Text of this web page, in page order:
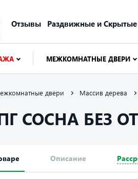
Отзывы Раздвижные и Скрытые
МЕЖКОМНАТНЫЕ ДВЕРИ
Межкомнатные двери Массив дерева
СОСНА БЕЗ
Описание